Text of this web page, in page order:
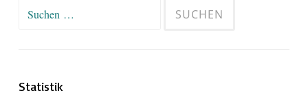
Suchen
Statistik